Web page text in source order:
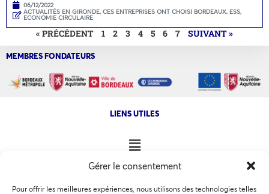
Gérer le consentement
Pour offrir les meilleures expériences, nous utilisons des technologies telles
06/12/2022
ACTUALITÉS EN GIRONDE, CES ENTREPRISES ONT CHOISI BORDEAUX, ESS,
ECONOMIE CIRCULAIRE
« PRÉCÉDENT 1 2 3 4 5 6 7 SUIVANT »
MEMBRES FONDATEURS
LIENS UTILES
NOS AUTRES SITES